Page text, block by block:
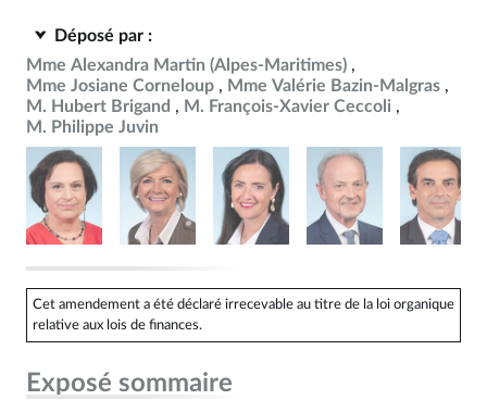
Déposé par :
Mme Alexandra Martin (Alpes-Maritimes)
Mme Josiane Corneloup
Mme Valérie Bazin-Malgras
M. Hubert Brigand
M. François-Xavier Ceccoli
M. Philippe Juvin
Cet amendement a été déclaré irrecevable au titre de la loi organique
relative aux lois de finances.
Exposé sommaire